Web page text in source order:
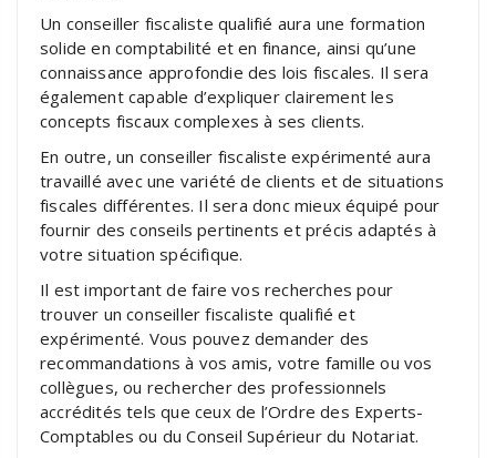
Un conseiller fiscaliste qualifié aura une formation
solide en comptabilité et en finance, ainsi qu’une
connaissance approfondie des lois fiscales. Il sera
également capable d’expliquer clairement les
concepts fiscaux complexes à ses clients.
En outre, un conseiller fiscaliste expérimenté aura
travaillé avec une variété de clients et de situations
fiscales différentes. Il sera donc mieux équipé pour
fournir des conseils pertinents et précis adaptés à
votre situation spécifique.
Il est important de faire vos recherches pour
trouver un conseiller fiscaliste qualifié et
expérimenté. Vous pouvez demander des
recommandations à vos amis, votre famille ou vos
collègues, ou rechercher des professionnels
accrédités tels que ceux de l’Ordre des Experts-
Comptables ou du Conseil Supérieur du Notariat.